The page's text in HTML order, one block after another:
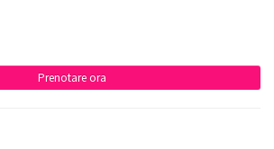
Prenotare ora